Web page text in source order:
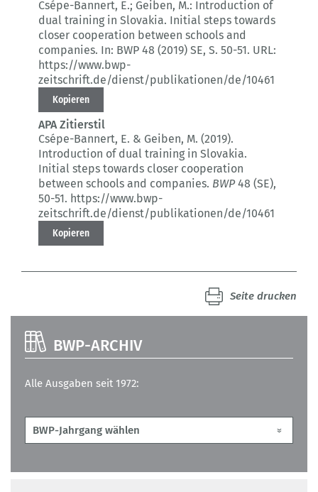
Csépe-Bannert, E.; Geiben, M.: Introduction of
dual training in Slovakia. Initial steps towards
closer cooperation between schools and
companies. In: BWP 48 (2019) SE, S. 50-51. URL:
https://www.bwp-
zeitschrift.de/dienst/publikationen/de/10461
Kopieren
APA Zitierstil
Csépe-Bannert, E. & Geiben, M. (2019).
Introduction of dual training in Slovakia.
Initial steps towards closer cooperation
between schools and companies. BWP48 (SE),
50-51. https://www.bwp-
zeitschrift.de/dienst/publikationen/de/10461
Kopieren
Seite drucken
BWP-ARCHIV
Alle Ausgaben seit 1972: